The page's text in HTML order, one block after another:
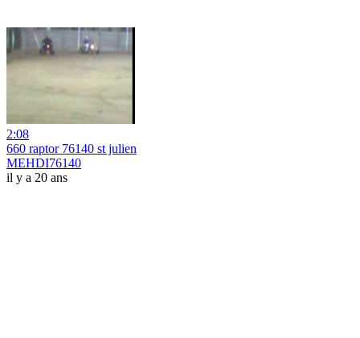
2:08
660 raptor 76140 st julien
MEHDI76140
il y a 20 ans